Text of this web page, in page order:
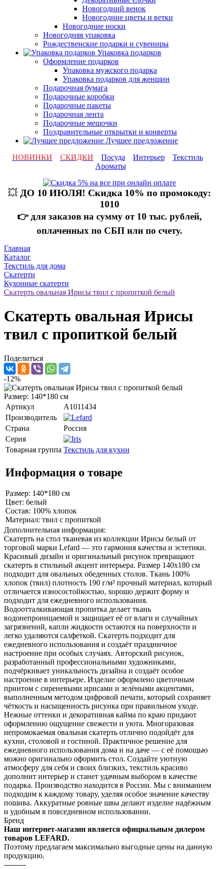
Новогодний венок
Новогодние цветы и ветки
Новогодние носки
Новогодняя упаковка
Рождественские подарки и сувениры
Упаковка подарков
Оформление подарков
Упаковка мужского подарка
Упаковка подарков для женщин
Подарочная бумага
Подарочные коробки
Подарочные пакеты
Подарочная лента
Подарочные мешочки
Поздравительные открытки и конверты
Лучшее предложение
НОВИНКИ
СКИДКИ Посуда Интерьер
Текстиль
Ароматы
💥 ДО 10 ИЮЛЯ! Скидка 10% по промокоду:
1010
👉 для заказов на сумму от 10 тыс. рублей,
оплаченных по СБП или по счету.
Главная
Каталог
Текстиль для дома
Скатерти
Кухонные скатерти
Скатерть овальная Ирисы твил c пропиткой белый
Скатерть овальная Ирисы
твил c пропиткой белый
Поделиться
-12%
Размер: 140*180 см
Артикул
A1011434
Производитель
Страна
Россия
Серия
Товарная группа Текстиль для кухни
Информация о товаре
Размер: 140*180 см
Цвет: белый
Состав: 100% хлопок
Материал: твил c пропиткой
Дополнительная информация:
Скатерть на стол тканевая из коллекции Ирисы белый от
торговой марки Lefard — это гармония качества и эстетики.
Красивый дизайн и оригинальный рисунок превращают
скатерть в стильный акцент интерьера. Размер 140x180 см
подходит для овальных обеденных столов. Ткань 100%
хлопок (твил) плотность 190 г/м² прочный материал, который
отличается износостойкостью, хорошо держит форму и
подходит для ежедневного использования.
Водоотталкивающая пропитка делает ткань
водонепроницаемой и защищает её от влаги и случайных
загрязнений, капли жидкости остаются на поверхности и
легко удаляются салфеткой. Скатерть подходит для
ежедневного использования и создаёт праздничное
настроение при особых случаях. Авторский рисунок,
разработанный профессиональными художниками,
подчёркивает уникальность дизайна и создаёт особое
настроение в интерьере. Изделие оформлено цветочным
принтом с сиреневыми ирисами и зелёными акцентами,
выполненным методом цифровой печати, который сохраняет
чёткость и насыщенность рисунка при правильном уходе.
Нежные оттенки и декоративная кайма по краю придают
оформлению ощущение свежести и уюта. Многоразовая
непромокаемая овальная скатерть отлично подойдёт для
кухни, столовой и гостиной. Практичное решение для
ежедневного использования дома и на даче — с её помощью
можно оригинально оформить стол. Создайте уютную
атмосферу для себя и своих близких, текстиль красиво
дополнит интерьер и станет удачным выбором в качестве
подарка. Производство находится в России. Мы с вниманием
подходим к каждому товару, уделяя особое значение качеству
пошива. Аккуратные ровные швы делают изделие надёжным
и удобным в повседневном использовании.
Бренд
Наш интернет-магазин является официальным дилером
товаров LEFARD.
Поэтому предлагаем максимально выгодные цены на данную
продукцию.
---------